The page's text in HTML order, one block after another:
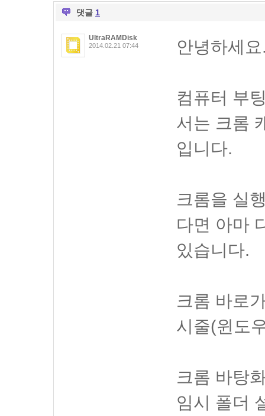
댓글 1
UltraRAMDisk
2014.02.21 07:44 안녕하세
컴퓨터 부
서는 크롬
입니다.
크롬을 실
다면 아마
있습니다.
크롬 바로
시줄(윈도
크롬 바탕
임시 폴더